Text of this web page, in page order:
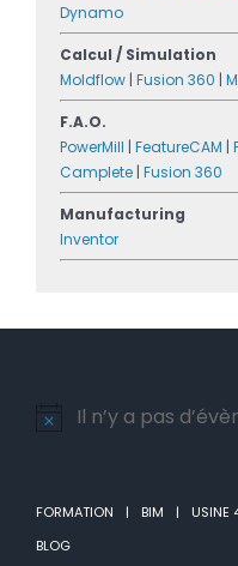
Dynamo
Calcul / Simulation
Moldflow | Fusion 360 |
F.A.O.
PowerMill | FeatureCAM |
Camplete | Fusion 360
Manufacturing
Inventor
Notice
Il n’y a pas
FORMATION BIM USINE
BLOG